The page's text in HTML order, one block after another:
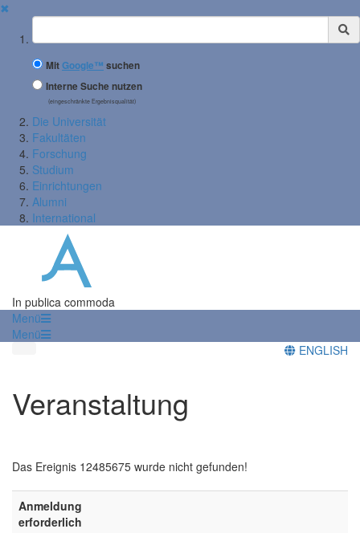
✖
Suchbegriff
MitGoogle™ suchen
Interne Suche nutzen
(eingeschränkte Ergebnisqualität)
Die Universität
Fakultäten
Forschung
Studium
Einrichtungen
Alumni
International
In publica commoda
Menü
Menü
ENGLISH
Veranstaltung
Das Ereignis 12485675 wurde nicht gefunden!
Anmeldung
erforderlich